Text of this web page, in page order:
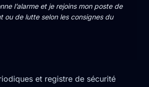
l’alarme et je rejoins mon poste de
ou de lutte selon les consignes du
et registre de sécurité